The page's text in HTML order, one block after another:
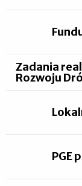
Zadania
Rozwoju
PGE